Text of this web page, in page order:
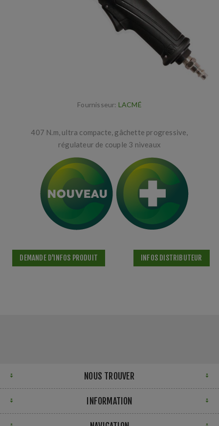
Fournisseur: LACMÉ
407 N.m, ultra compacte, gâchette progressive,
régulateur de couple 3 niveaux
DEMANDE D'INFOS PRODUIT INFOS DISTRIBUTEUR
NOUS TROUVER
INFORMATION